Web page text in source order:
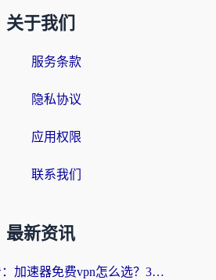
关于我们
服务条款
隐私协议
应用权限
联系我们
最新资讯
海外党必看：加速器免费vpn怎么选？3步教你无缝访问国内资源